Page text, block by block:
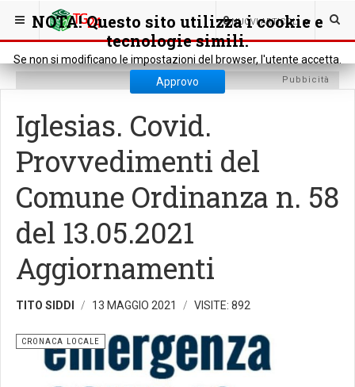
NOTA! Questo sito utilizza i cookie e
tecnologie simili.
Se non si modificano le impostazioni del browser, l'utente accetta.
Approvo
0 NUOVI ARTICOLI
SEI QUI: CRONACA CRONACA LOCALE
Pubbicità
Iglesias. Covid.
Provvedimenti del
Comune Ordinanza n. 58
del 13.05.2021
Aggiornamenti
TITO SIDDI 13 MAGGIO 2021 VISITE: 892
CRONACA LOCALE